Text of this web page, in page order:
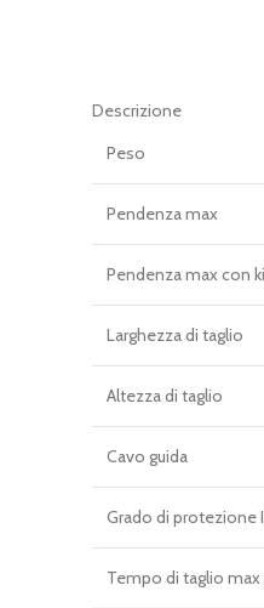
Descrizione
Peso
Pendenza max
Pendenza max con
Larghezza di taglio
Altezza di taglio
Cavo guida
Grado di protezione
Tempo di taglio max